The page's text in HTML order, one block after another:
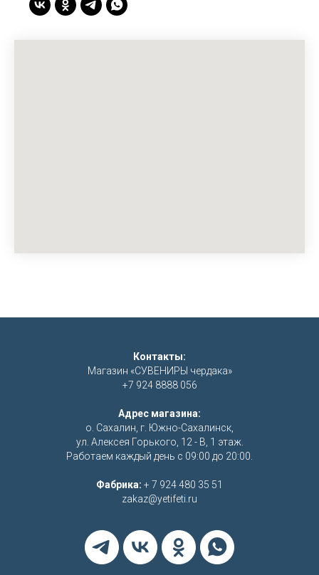
Контакты:
Магазин «СУВЕНИРЫ чердака»
+7 924 8888 056
Адрес магазина:
о. Сахалин, г. Южно-Сахалинск,
ул. Алексея Горького, 12 - В, 1 этаж.
Работаем каждый день с 09:00 до 20:00.
Фабрика: + 7 924 480 35 51
zakaz@yetifeti.ru